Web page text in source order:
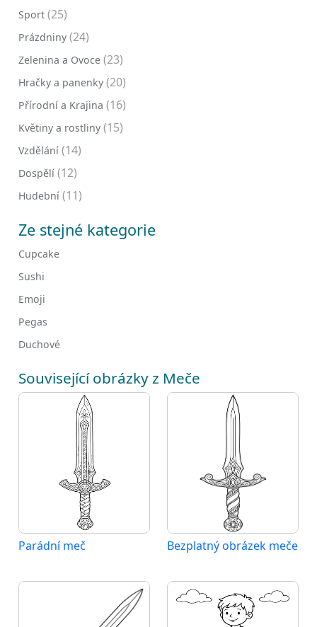
Sport (25)
Prázdniny (24)
Zelenina a Ovoce (23)
Hračky a panenky (20)
Přírodní a Krajina (16)
Květiny a rostliny (15)
Vzdělání (14)
Dospělí (12)
Hudební (11)
Ze stejné kategorie
Cupcake
Sushi
Emoji
Pegas
Duchové
Související obrázky z Meče
Parádní meč Bezplatný obrázek meče